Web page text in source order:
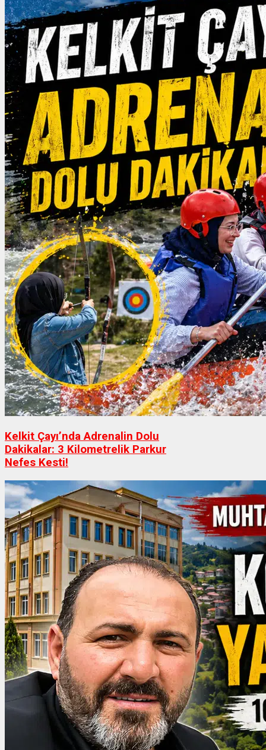
Kelkit Çayı’nda Adrenalin Dolu
Dakikalar: 3 Kilometrelik Parkur
Nefes Kesti!